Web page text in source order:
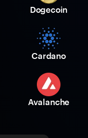
Dogecoin
Cardano
Avalanche